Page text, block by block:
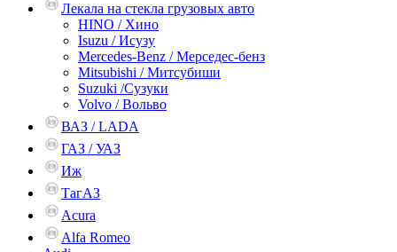
Лекала на стекла грузовых авто
HINO / Хино
Isuzu / Исузу
Mercedes-Benz / Мерседес-бенз
Mitsubishi / Митсубиши
Suzuki /Сузуки
Volvo / Вольво
ВАЗ / LADA
ГАЗ / УАЗ
Иж
ТагАЗ
Acura
Alfa Romeo